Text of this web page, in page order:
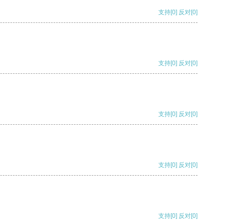
支持[0] 反对[0]
支持[0] 反对[0]
支持[0] 反对[0]
支持[0] 反对[0]
支持[0] 反对[0]